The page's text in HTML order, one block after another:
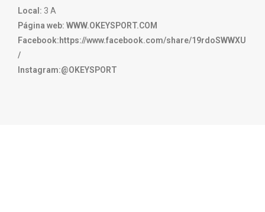
Local: 3 A
Página web: WWW.OKEYSPORT.COM
Facebook:https://www.facebook.com/share/19rdoSWWXU
/
Instagram:@OKEYSPORT